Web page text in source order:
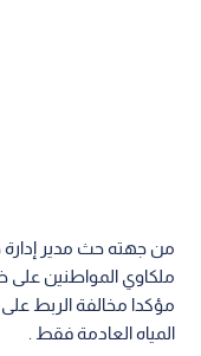
من جهته حث مدير إدارة
ملكاوي المواطنين على
مؤكدا مخالفة الربط
المياه العادمة فقط .